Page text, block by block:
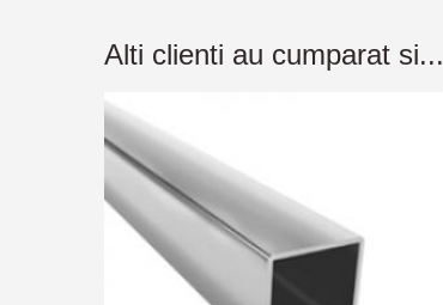
Alti clienti au cumparat si...